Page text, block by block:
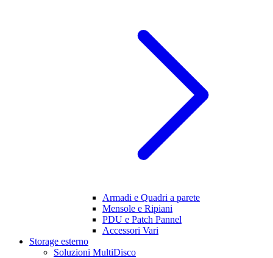
Armadi e Quadri a parete
Mensole e Ripiani
PDU e Patch Pannel
Accessori Vari
Storage esterno
Soluzioni MultiDisco